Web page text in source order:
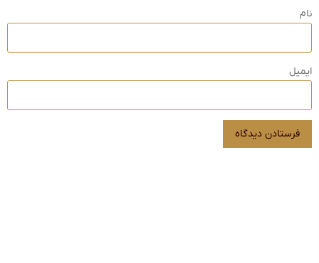
نام
ایمیل